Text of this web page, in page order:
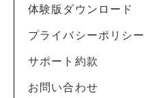
体験版ダウンロード
プライバシーポリシー
サポート約款
お問い合わせ